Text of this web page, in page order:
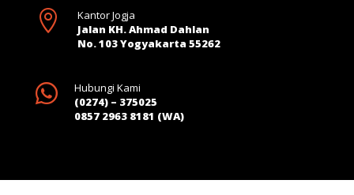

Kantor Jogja
Jalan KH. Ahmad Dahlan
No. 103 Yogyakarta 55262

Hubungi Kami
(0274) – 375025
0857 2963 8181 (WA)